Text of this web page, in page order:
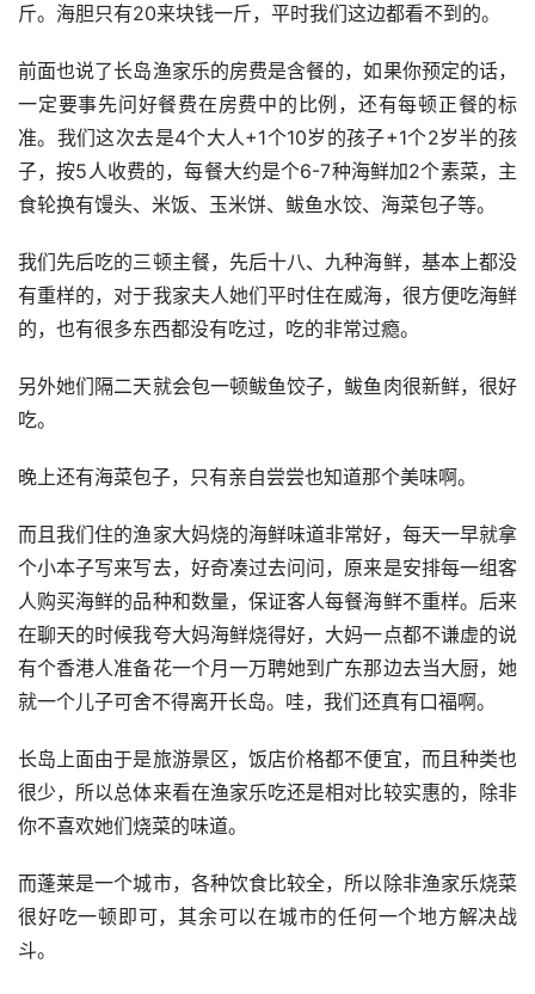
斤。海胆只有20来块钱一斤，平时我们这边都看不到的。
前面也说了长岛渔家乐的房费是含餐的，如果你预定的话，
一定要事先问好餐费在房费中的比例，还有每顿正餐的标
准。我们这次去是4个大人+1个10岁的孩子+1个2岁半的孩
子，按5人收费的，每餐大约是个6-7种海鲜加2个素菜，主
食轮换有馒头、米饭、玉米饼、鲅鱼水饺、海菜包子等。
我们先后吃的三顿主餐，先后十八、九种海鲜，基本上都没
有重样的，对于我家夫人她们平时住在威海，很方便吃海鲜
的，也有很多东西都没有吃过，吃的非常过瘾。
另外她们隔二天就会包一顿鲅鱼饺子，鲅鱼肉很新鲜，很好
吃。
晚上还有海菜包子，只有亲自尝尝也知道那个美味啊。
而且我们住的渔家大妈烧的海鲜味道非常好，每天一早就拿
个小本子写来写去，好奇凑过去问问，原来是安排每一组客
人购买海鲜的品种和数量，保证客人每餐海鲜不重样。后来
在聊天的时候我夸大妈海鲜烧得好，大妈一点都不谦虚的说
有个香港人准备花一个月一万聘她到广东那边去当大厨，她
就一个儿子可舍不得离开长岛。哇，我们还真有口福啊。
长岛上面由于是旅游景区，饭店价格都不便宜，而且种类也
很少，所以总体来看在渔家乐吃还是相对比较实惠的，除非
你不喜欢她们烧菜的味道。
而蓬莱是一个城市，各种饮食比较全，所以除非渔家乐烧菜
很好吃一顿即可，其余可以在城市的任何一个地方解决战
斗。